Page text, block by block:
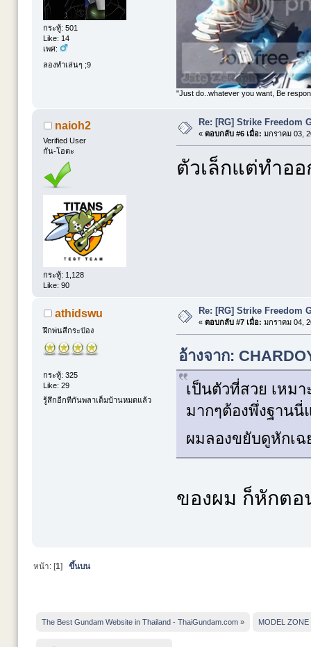
กระทู้: 501
Like: 14
เพศ:
ลองทำเล่นๆ ;9
"Just do..whatever you want, Be
naioh2
Verified User
กัน-โอตะ
กระทู้: 1,128
Like: 90
Re: [RG] Strike Freedom
« ตอบกลับ #6 เมื่อ: มกราคม 03,
ตัวเล็กแต่ทำอ
athidswu
ฝึกพ่นสีกระป๋อง
กระทู้: 325
Like: 29
รู้สึกอีกทีกันพลาเต็มบ้านหมดแล้ว
Re: [RG] Strike Freedom
« ตอบกลับ #7 เมื่อ: มกราคม 04,
อ้างจาก:
เป็นตัวที่สวย เหม
มากๆต้องพึ่งฐานนี่
ผมลองขยับดูหักเ
ของผม ก็หักตอ
หน้า: [1] ขึ้นบน
The Best Gundam Website in Thailand - ThaiGundam.com » MODEL ZONE